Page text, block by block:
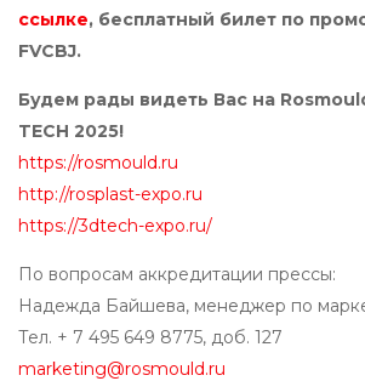
ссылке, бесплатный билет по
FVCBJ.
Будем рады видеть Вас на
TECH 2025!
https://rosmould.ru
http://rosplast-expo.ru
https://3dtech-expo.ru/
По вопросам аккредитации прессы:
Надежда Байшева, менеджер по
Тел. + 7 495 649 8775, доб. 127
marketing@rosmould.ru